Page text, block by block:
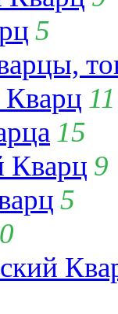
5
11
15
Кварц 9
5
0